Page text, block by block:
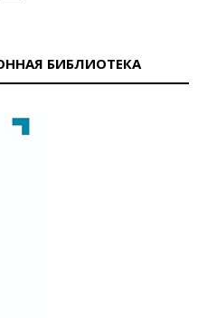
БИБЛИОТЕКА